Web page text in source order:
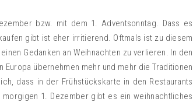
bzw. mit dem 1. Adventsonntag. Dass es
gibt ist eher irritierend. Oftmals ist zu diesem
Gedanken an Weihnachten zu verlieren. In den
übernehmen mehr und mehr die Traditionen
dass in der Frühstückskarte in den Restaurants
1. Dezember gibt es ein weihnachtliches